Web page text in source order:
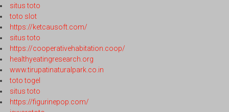
situs toto
toto slot
https://ketcausoft.com/
situs toto
https://cooperativehabitation.coop/
healthyeatingresearch.org
www.tirupatinaturalpark.co.in
toto togel
situs toto
https://figurinepop.com/